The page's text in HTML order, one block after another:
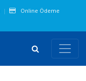
Online Ödeme